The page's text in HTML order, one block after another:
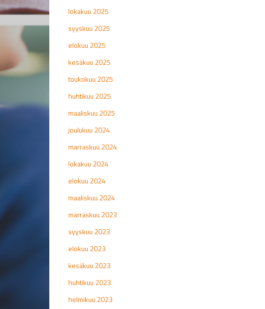
lokakuu 2025
syyskuu 2025
elokuu 2025
kesäkuu 2025
toukokuu 2025
huhtikuu 2025
maaliskuu 2025
joulukuu 2024
marraskuu 2024
lokakuu 2024
elokuu 2024
maaliskuu 2024
marraskuu 2023
syyskuu 2023
elokuu 2023
kesäkuu 2023
huhtikuu 2023
helmikuu 2023